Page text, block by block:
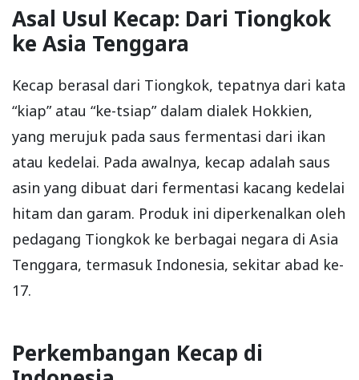
Asal Usul Kecap: Dari Tiongkok
ke Asia Tenggara
Kecap berasal dari Tiongkok, tepatnya dari kata
“kiap” atau “ke-tsiap” dalam dialek Hokkien,
yang merujuk pada saus fermentasi dari ikan
atau kedelai. Pada awalnya, kecap adalah saus
asin yang dibuat dari fermentasi kacang kedelai
hitam dan garam. Produk ini diperkenalkan oleh
pedagang Tiongkok ke berbagai negara di Asia
Tenggara, termasuk Indonesia, sekitar abad ke-
17.
Perkembangan Kecap di